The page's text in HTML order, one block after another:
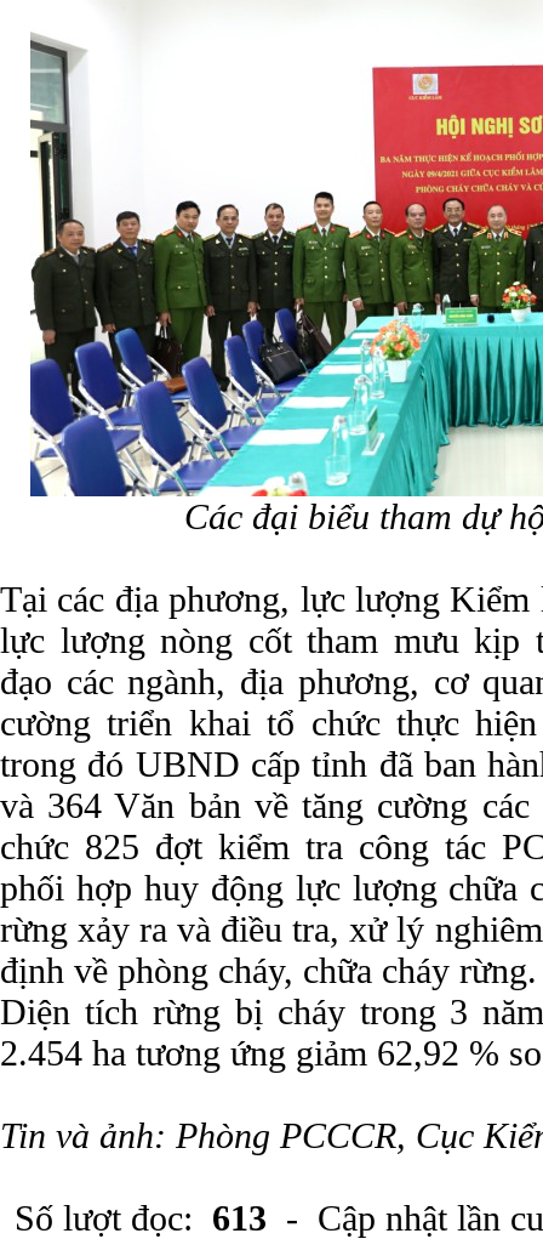
Các đại biểu tham dự
Tại các địa phương, lực lượng Kiểm
lực lượng nòng cốt tham mưu
đạo các ngành, địa phương, cơ
cường triển khai tổ chức thực
trong đó UBND cấp tỉnh đã ban
và 364 Văn bản về tăng cường
chức 825 đợt kiểm tra công tác
phối hợp huy động lực lượng chữa
rừng xảy ra và điều tra, xử lý
định về phòng cháy, chữa cháy rừng.
Diện tích rừng bị cháy trong 3
2.454 ha tương ứng giảm 62,92 %
Tin và ảnh: Phòng PCCCR, Cục
Số lượt đọc: 613 - Cập nhật lần